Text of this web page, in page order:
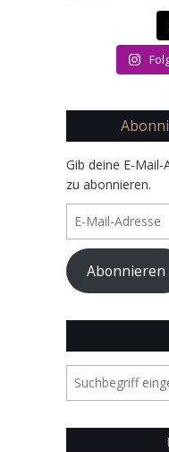
Gib deine E-
zu abonnieren.
Mail-
Adresse
Abonnieren